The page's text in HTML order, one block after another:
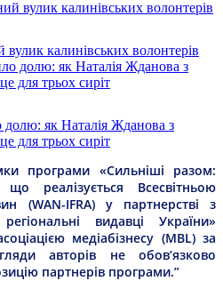
калинівських волонтерів
як Наталія Жданова з
для трьох сиріт
програми «Сильніші разом:
реалізується Всесвітньою
(WAN-IFRA) у партнерстві з
видавці України»
медіабізнесу (MBL) за
авторів не обов’язково
партнерів програми.”